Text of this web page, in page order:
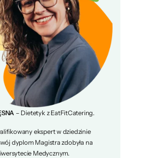
– Dietetyk z EatFitCatering.
ekspert w dziedzinie
dyplom Magistra zdobyła na
Medycznym.